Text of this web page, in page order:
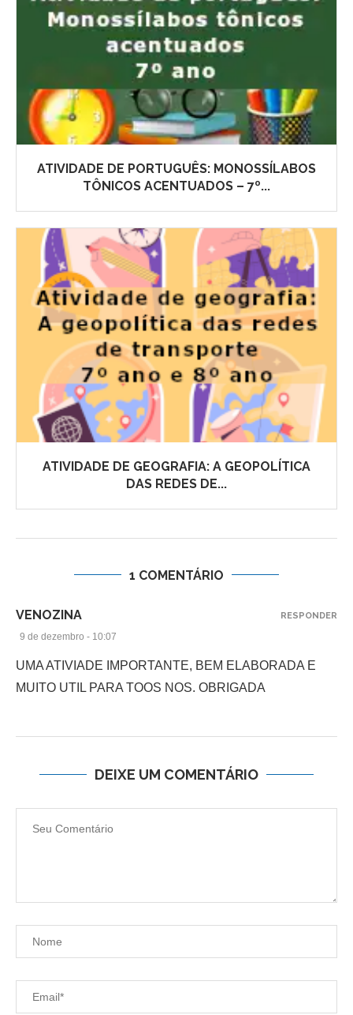
ATIVIDADE DE PORTUGUÊS: MONOSSÍLABOS
TÔNICOS ACENTUADOS – 7º...
ATIVIDADE DE GEOGRAFIA: A GEOPOLÍTICA
DAS REDES DE...
1 COMENTÁRIO
VENOZINA
9 de dezembro - 10:07
UMA ATIVIADE IMPORTANTE, BEM ELABORADA E
MUITO UTIL PARA TOOS NOS. OBRIGADA
RESPONDER
DEIXE UM COMENTÁRIO